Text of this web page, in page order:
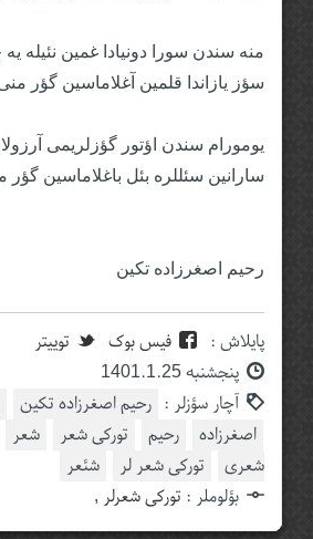
منه سندن سورا دونیادا غمین نئیله
سؤز یازاندا قلمین آغلاماسین گؤر
یومورام سندن اؤتور گؤزلریمی
سارانین سئللره بئل باغلاماسین گؤر
رحیم اصغرزاده تکین
پایلاش : فیس بوک
توییتر
پنجشنبه 1401.1.25
آچار سؤزلر : رحیم اصغرزاده تکین
اصغرزاده
رحیم تورکی شعر شعر
شعری
تورکی شعر لر
شئعر
بؤلوملر : تورکی شعرلر ,